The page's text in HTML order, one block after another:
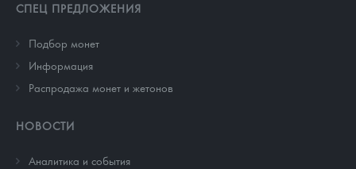
СПЕЦ ПРЕДЛОЖЕНИЯ
Подбор монет
Информация
Распродажа монет и жетонов
НОВОСТИ
Аналитика и события